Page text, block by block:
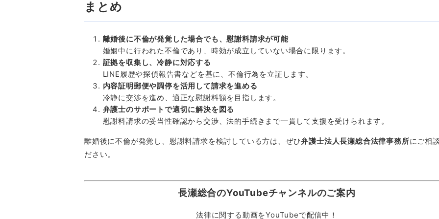
まとめ
離婚後に不倫が発覚した場合でも、慰謝料請求が可能
婚姻中に行われた不倫であり、時効が成立していない場合に限ります。
証拠を収集し、冷静に対応する
LINE履歴や探偵報告書などを基に、不倫行為を立証します。
内容証明郵便や調停を活用して請求を進める
冷静に交渉を進め、適正な慰謝料額を目指します。
弁護士のサポートで適切に解決を図る
慰謝料請求の妥当性確認から交渉、法的手続きまで一貫して支援を受けられます。
離婚後に不倫が発覚し、慰謝料請求を検討している方は、ぜひ弁護士法人長瀬総合法律事務所にご相
ださい。
長瀬総合のYouTubeチャンネルのご案内
法律に関する動画をYouTubeで配信中！